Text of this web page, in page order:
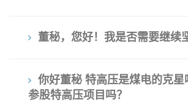
董秘，您好！我是否需要继续
你好董秘 特高压是煤电的克
参股特高压项目吗？